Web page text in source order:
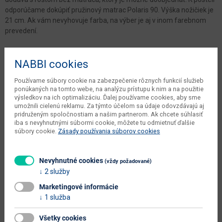
odporúčame dokúpiť pružinový matrac Polaris 90. Výška nožičiek je
21 cm. Ak vám nevyhovuje farba, na výber je aj v inom farebnom
prevedení.
Šírka 98.8 cm
Hĺbka 210 cm
Výška 89 cm
počet balíkov dodávateľa 1 ks
dodávateľa
váha s obalom dodávateľa
kusov v balení dodávateľa
typové označenie Sumatra 90
NABBI cookies
Používame súbory cookie na zabezpečenie rôznych funkcií služieb
ponúkaných na tomto webe, na analýzu prístupu k nim a na použitie
výsledkov na ich optimalizáciu. Ďalej používame cookies, aby sme
umožnili cielenú reklamu. Za týmto účelom sa údaje odovzdávajú aj
pridruženým spoločnostiam a našim partnerom. Ak chcete súhlasiť
iba s nevyhnutnými súbormi cookie, môžete tu odmietnuť ďalšie
súbory cookie. Zásady používania súborov cookies
Nevyhnutné cookies (vždy požadované)
2 služby
Marketingové informácie
1 služba
Všetky cookies